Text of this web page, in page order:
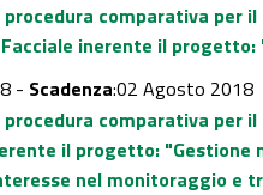
comparativa per
inerente il
- Scadenza:02 Agosto 2018
comparativa per
il progetto:
nel monitoraggio e